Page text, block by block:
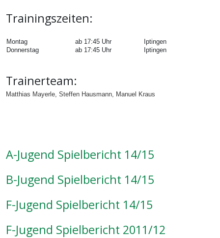
Trainingszeiten:
Montag ab 17:45 Uhr
Iptingen
Donnerstag
ab 17:45 Uhr Iptingen
Trainerteam:
Matthias Mayerle, Steffen Hausmann, Manuel Kraus
A-Jugend Spielbericht 14/15
B-Jugend Spielbericht 14/15
F-Jugend Spielbericht 14/15
F-Jugend Spielbericht 2011/12